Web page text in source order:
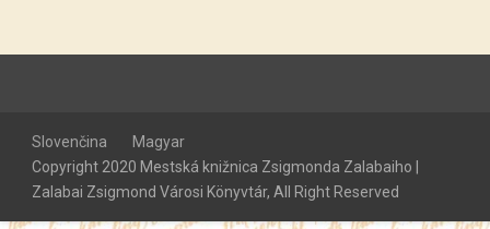
Slovenčina
Magyar
Copyright 2020 Mestská knižnica Zsigmonda Zalabaiho |
Zalabai Zsigmond Városi Könyvtár, All Right Reserved